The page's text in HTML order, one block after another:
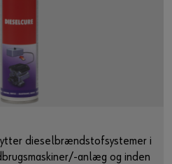
dieselbrændstofsystemer i
anlæg og inden